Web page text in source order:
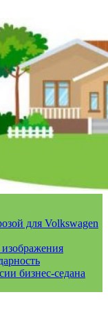
для Volkswagen
бизнес-седана